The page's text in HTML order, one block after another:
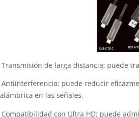
Transmisión de larga distancia: puede
Antiinterferencia: puede reducir
en las señales.
Compatibilidad con Ultra HD: puede